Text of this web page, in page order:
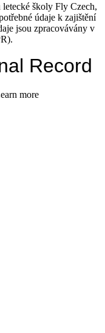
školy Fly Czech,
údaje k zajištění
jsou zpracovávány v